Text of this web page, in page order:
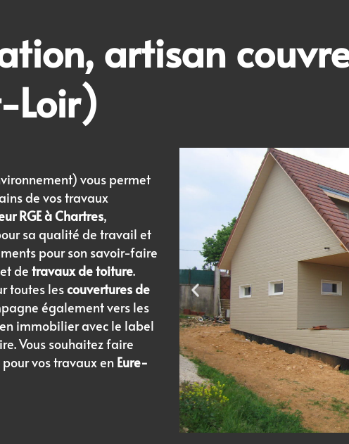
artisan
Loir)
vous permet
de vos travaux
RGE à Chartres,
sa qualité de travail et
pour son savoir-faire
et de travaux de toiture.
toutes lescouvertures de
également vers les
immobilier avec le label
Vous souhaitez faire
pour vos travaux en Eure-